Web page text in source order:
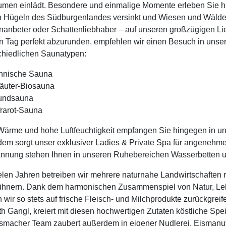
einlädt. Besondere und einmalige Momente erleben Sie
Hügeln des Südburgenlandes versinkt und Wiesen und
oder Schattenliebhaber – auf unseren großzügigen
Tag perfekt abzurunden, empfehlen wir einen Besuch in
Saunatypen:
Sauna
Biosauna
Sauna
und hohe Luftfeuchtigkeit empfangen Sie hingegen in
sorgt unser exklusiver Ladies & Private Spa für
stehen Ihnen in unseren Ruhebereichen Wasserbetten
Jahren betreiben wir mehrere naturnahe
Dank dem harmonischen Zusammenspiel von Natur,
wir so stets auf frische Fleisch- und Milchprodukte
Gangl, kreiert mit diesen hochwertigen Zutaten köstliche
Team zaubert außerdem in eigener Nudlerei,